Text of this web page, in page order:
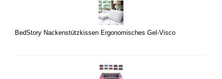
BedStory Nackenstützkissen Ergonomisches Gel-Visco